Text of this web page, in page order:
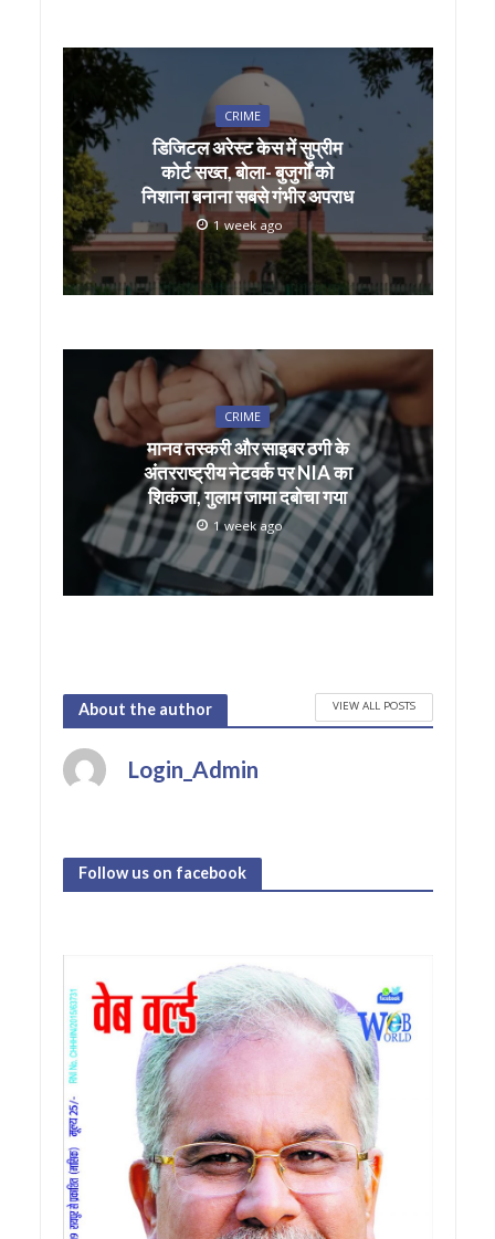
CRIME
डिजिटल अरेस्ट केस में सुप्रीम
कोर्ट सख्त, बोला- बुजुर्गों को
निशाना बनाना सबसे गंभीर अपराध
1 week ago
CRIME
मानव तस्करी और साइबर ठगी के
अंतरराष्ट्रीय नेटवर्क पर NIA का
शिकंजा, गुलाम जामा दबोचा गया
1 week ago
About the author VIEW ALL POSTS
Login_Admin
Follow us on facebook